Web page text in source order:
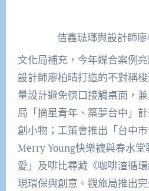
佶鑫琺瑯與設計師
文化局補充，今年媒合案例
設計師廖柏晴打造的不對稱
量設計避免筷口接觸桌面，
局「摘星青年、築夢台中」
創小物；工策會推出「台中
Merry Young快樂襪與春水
愛」及啡比尋藏《咖啡渣循
現環保與創意。觀旅局推出